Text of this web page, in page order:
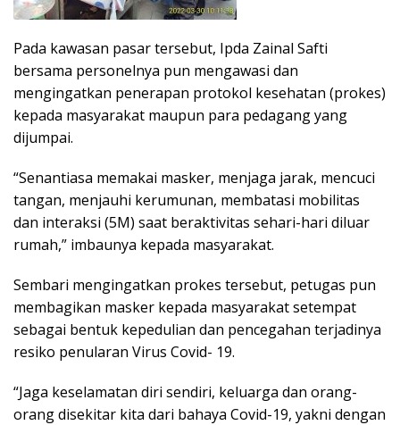
Pada kawasan pasar tersebut, Ipda Zainal Safti
bersama personelnya pun mengawasi dan
mengingatkan penerapan protokol kesehatan (prokes)
kepada masyarakat maupun para pedagang yang
dijumpai.
“Senantiasa memakai masker, menjaga jarak, mencuci
tangan, menjauhi kerumunan, membatasi mobilitas
dan interaksi (5M) saat beraktivitas sehari-hari diluar
rumah,” imbaunya kepada masyarakat.
Sembari mengingatkan prokes tersebut, petugas pun
membagikan masker kepada masyarakat setempat
sebagai bentuk kepedulian dan pencegahan terjadinya
resiko penularan Virus Covid- 19.
“Jaga keselamatan diri sendiri, keluarga dan orang-
orang disekitar kita dari bahaya Covid-19, yakni dengan